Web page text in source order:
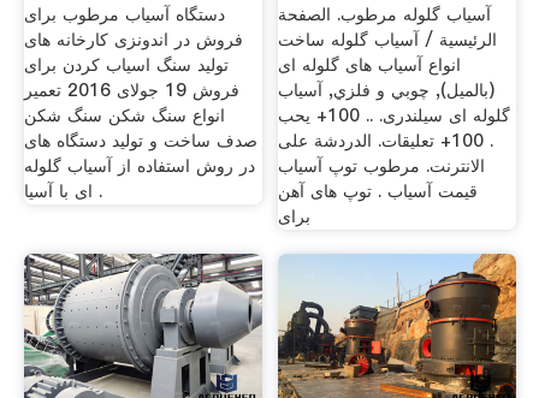
دستگاه آسیاب مرطوب برای
فروش در اندونزی کارخانه های
تولید سنگ اسیاب کردن برای
فروش 19 جولای 2016 تعمیر
انواع سنگ شکن سنگ شکن
صدف ساخت و تولید دستگاه های
در روش استفاده از آسیاب گلوله
ای با آسیا .
آسیاب گلوله مرطوب. الصفحة
الرئيسية / آسیاب گلوله ساخت
انواع آسیاب های گلوله ای
(بالمیل), چوبي و فلزي, آسیاب
گلوله ای سیلندری. .. 100+ يحب
. 100+ تعليقات. الدردشة على
الانترنت. مرطوب توپ آسیاب
قیمت آسیاب . توپ های آهن
برای